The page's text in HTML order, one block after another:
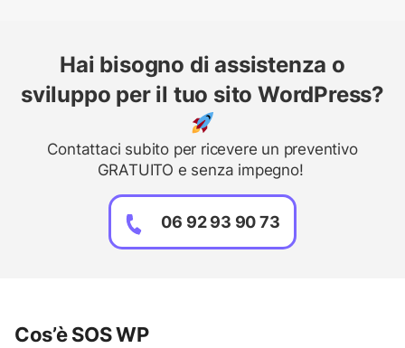
Hai bisogno di assistenza o
sviluppo per il tuo sito WordPress?
Contattaci subito per ricevere un preventivo
GRATUITO e senza impegno!
06 92 93 90 73
Cos’è SOS WP